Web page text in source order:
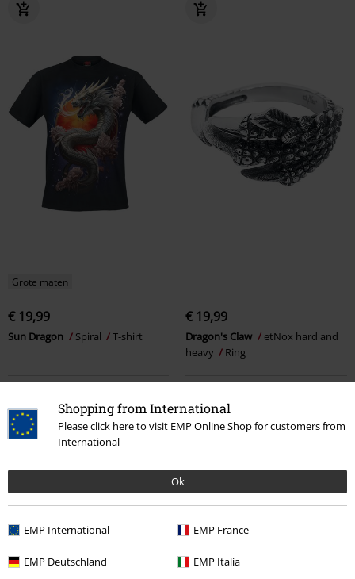
Shopping from International
Please click here to visit EMP Online Shop for customers from
International
Ok
EMP International EMP France
EMP Deutschland EMP Italia
Grote maten
€ 19,99
Sun Dragon Spiral T-shirt
€ 19,99
Dragon's Claw
etNox hard and
heavy
Ring